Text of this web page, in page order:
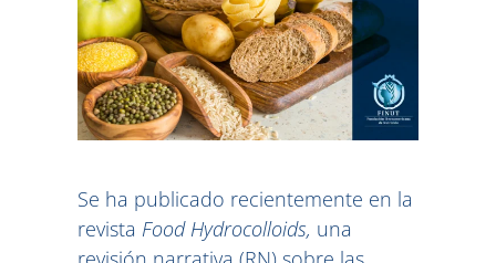
Se ha publicado recientemente en la
revista Food Hydrocolloids, una